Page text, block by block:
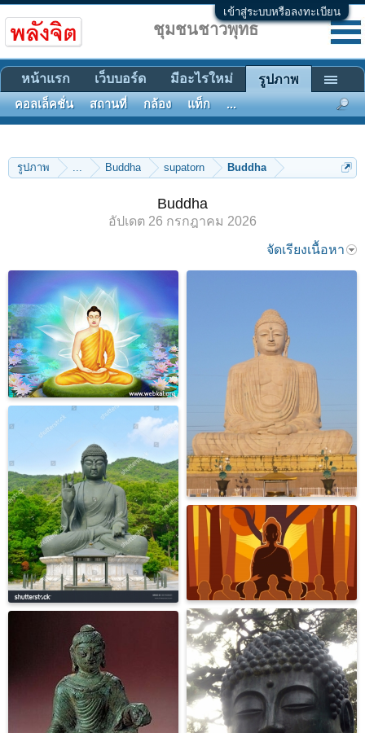
เข้าสู่ระบบหรือลงทะเบียน
รูปภาพ ... Buddha supatorn Buddha
Buddha
อัปเดต 26 กรกฎาคม 2026
จัดเรียงเนื้อหา
ชุมชนชาวพุทธ
หน้าแรก เว็บบอร์ด มีอะไรใหม่ รูปภาพ
คอลเล็คชั่น สถานที่ กล้อง แท็ก ...